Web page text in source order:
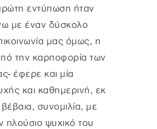
εντύπωση ήταν
με έναν δύσκολο
μας όμως, η
την καρποφορία των
έφερε και μία
και καθημερινή, εκ
συνομιλία, με
πλούσιο ψυχικό του